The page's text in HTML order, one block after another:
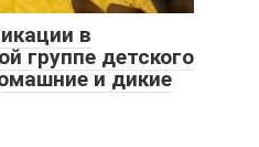
в
группе детского
и дикие